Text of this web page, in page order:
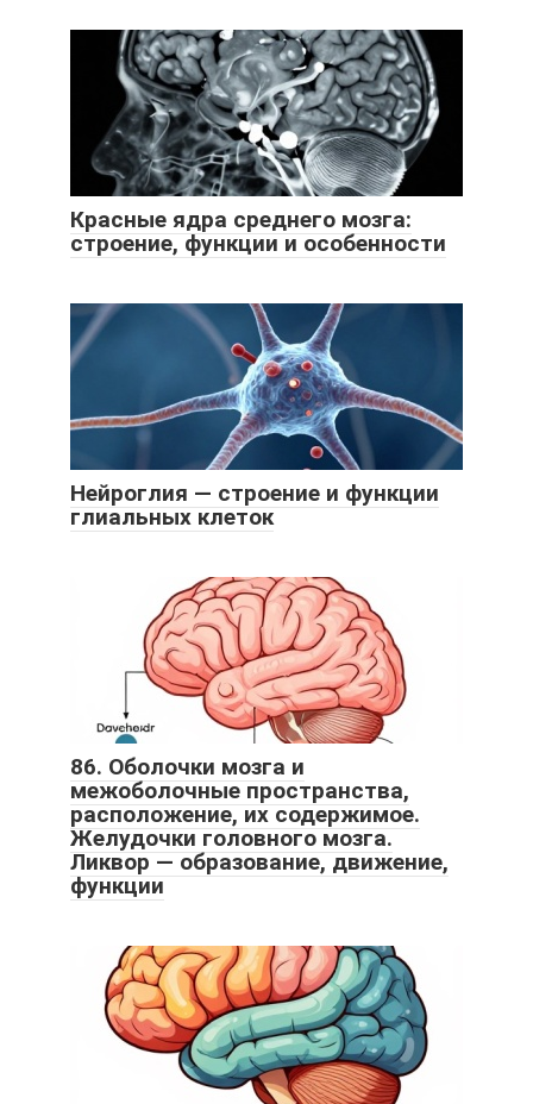
Красные ядра среднего мозга:
строение, функции и особенности
Нейроглия — строение и функции
глиальных клеток
86. Оболочки мозга и
межоболочные пространства,
расположение, их содержимое.
Желудочки головного мозга.
Ликвор — образование, движение,
функции